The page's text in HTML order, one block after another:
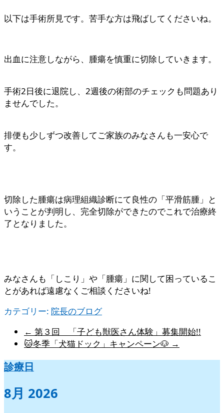
以下は手術所見です。苦手な方は飛ばしてくださいね。
出血に注意しながら、腫瘍を慎重に切除していきます。
手術2日後に退院し、2週後の術部のチェックも問題あり
ませんでした。
排便も少しずつ改善してご家族のみなさんも一安心で
す。
切除した腫瘍は病理組織診断にて良性の「平滑筋腫」と
いうことが判明し、完全切除ができたのでこれで治療終
了となりました。
みなさんも「しこり」や「腫瘍」に関して困っているこ
とがあれば遠慮なくご相談くださいね!
カテゴリー: 院長のブログ
← 第３回 「子ども獣医さん体験」募集開始!!
🐱冬季「犬猫ドック」キャンペーン🐶 →
診療日
8月 2026